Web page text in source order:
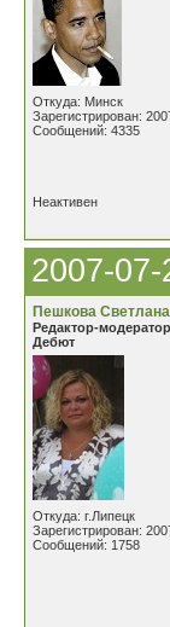
Откуда: Минск
Зарегистрирован:
Сообщений: 4335
Неактивен
2007-
Пешкова Светлана
Редактор-
Дебют
Откуда: г.Липецк
Зарегистрирован:
Сообщений: 1758